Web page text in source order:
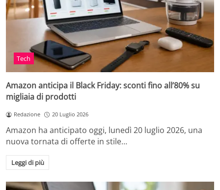
Tech
Amazon anticipa il Black Friday: sconti fino all’80% su
migliaia di prodotti
Redazione 20 Luglio 2026
Amazon ha anticipato oggi, lunedì 20 luglio 2026, una
nuova tornata di offerte in stile…
Leggi di più